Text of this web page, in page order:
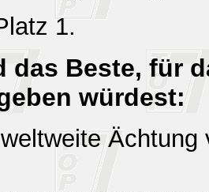
1.
das Beste, für
würdest:
Ächtung